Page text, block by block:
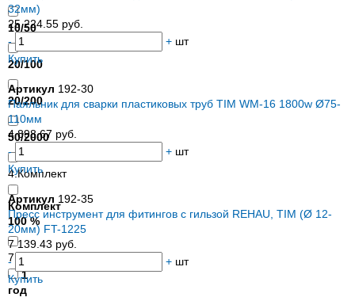
10/50
20/100
20/200
50/2000
4.Комплект
Комплект
100 %
7.Гарантия
1
год
32мм)
25 224.55 руб.
-
+ шт
Купить
Артикул 192-30
Паяльник для сварки пластиковых труб TIM WM-16 1800w Ø75-
110мм
4 898.67 руб.
-
+ шт
Купить
Артикул 192-35
Пресс инструмент для фитингов с гильзой REHAU, TIM (Ø 12-
20мм) FT-1225
7 139.43 руб.
-
+ шт
Купить